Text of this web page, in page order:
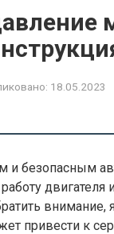
18.05.2023
безопасным
внимание,
привести к